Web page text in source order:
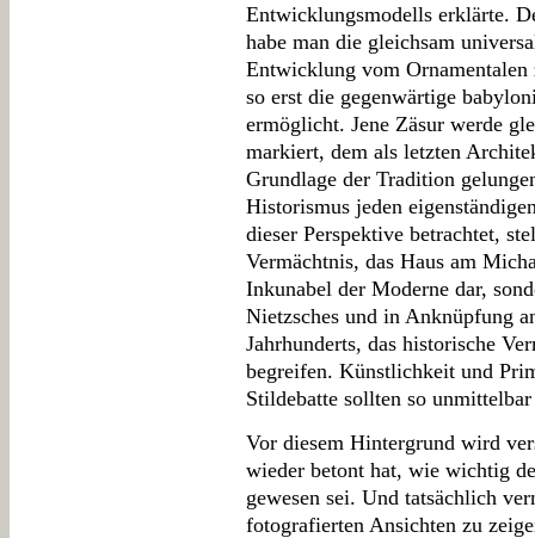
Entwicklungsmodells erklärte.
habe man die gleichsam
Entwicklung vom
so erst die gegenwärtige
ermöglicht. Jene Zäsur werde
markiert, dem als letzten
Grundlage der Tradition
Historismus jeden
dieser Perspektive betrachtet,
Vermächtnis, das Haus am
Inkunabel der Moderne dar,
Nietzsches und in Anknüpfung
Jahrhunderts, das historische
begreifen. Künstlichkeit und
Stildebatte sollten so
Vor diesem Hintergrund wird
wieder betont hat, wie wichtig
gewesen sei. Und tatsächlich
fotografierten Ansichten zu